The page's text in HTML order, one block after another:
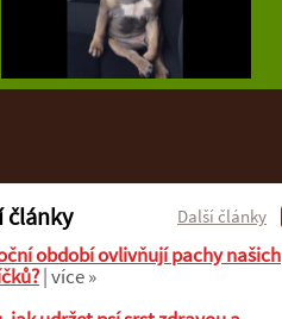
články
období ovlivňují pachy našich
| více »
Další články